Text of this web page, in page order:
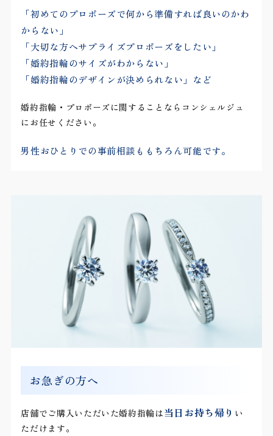
「初めてのプロポーズで何から準備すれば良いのかわ
からない」
「大切な方へサプライズプロポーズをしたい」
「婚約指輪のサイズがわからない」
「婚約指輪のデザインが決められない」など
婚約指輪・プロポーズに関することならコンシェルジュ
にお任せください。
男性おひとりでの事前相談ももちろん可能です。
お急ぎの方へ
店舗でご購入いただいた婚約指輪は当日お持ち帰り い
ただけます。